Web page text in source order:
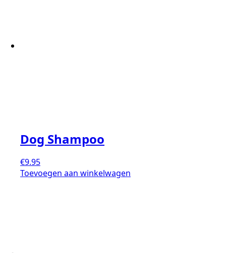
Dog Shampoo
€9.95
Toevoegen aan winkelwagen